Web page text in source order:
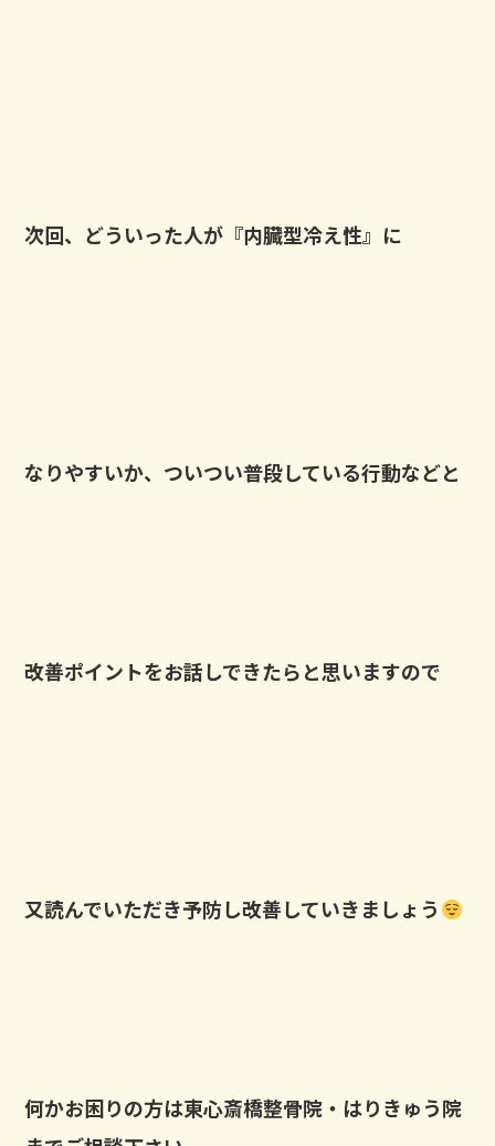
次回、どういった人が『内臓型冷え性』に
なりやすいか、ついつい普段している行動などと
改善ポイントをお話しできたらと思いますので
又読んでいただき予防し改善していきましょう
何かお困りの方は東心斎橋整骨院・はりきゅう院